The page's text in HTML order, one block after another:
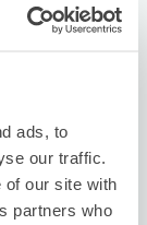
ads, to
our traffic.
of our site with
partners who
8/12 三 8/13四